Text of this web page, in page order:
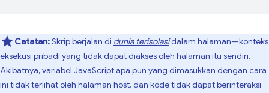
Catatan:Skrip berjalan di dunia terisolasidalam halaman—konteks
eksekusi pribadi yang tidak dapat diakses oleh halaman itu sendiri.
Akibatnya, variabel JavaScript apa pun yang dimasukkan dengan cara
ini tidak terlihat oleh halaman host, dan kode tidak dapat berinteraksi